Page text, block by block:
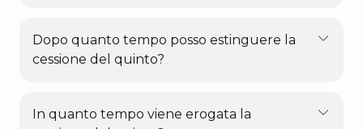
Dopo quanto tempo posso estinguere la
cessione del quinto?
In quanto tempo viene erogata la